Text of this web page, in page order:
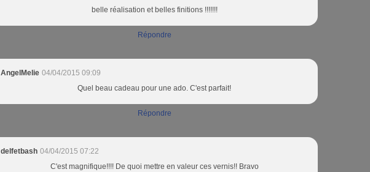
belle réalisation et belles finitions !!!!!!!
Répondre
AngelMelie 04/04/2015 09:09
Quel beau cadeau pour une ado. C'est parfait!
Répondre
delfetbash 04/04/2015 07:22
C'est magnifique!!!! De quoi mettre en valeur ces vernis!! Bravo